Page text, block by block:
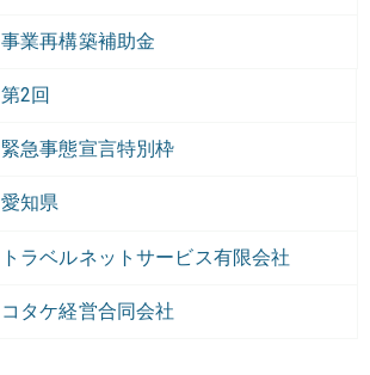
事業再構築補助金
第2回
緊急事態宣言特別枠
愛知県
トラベルネットサービス有限会社
コタケ経営合同会社